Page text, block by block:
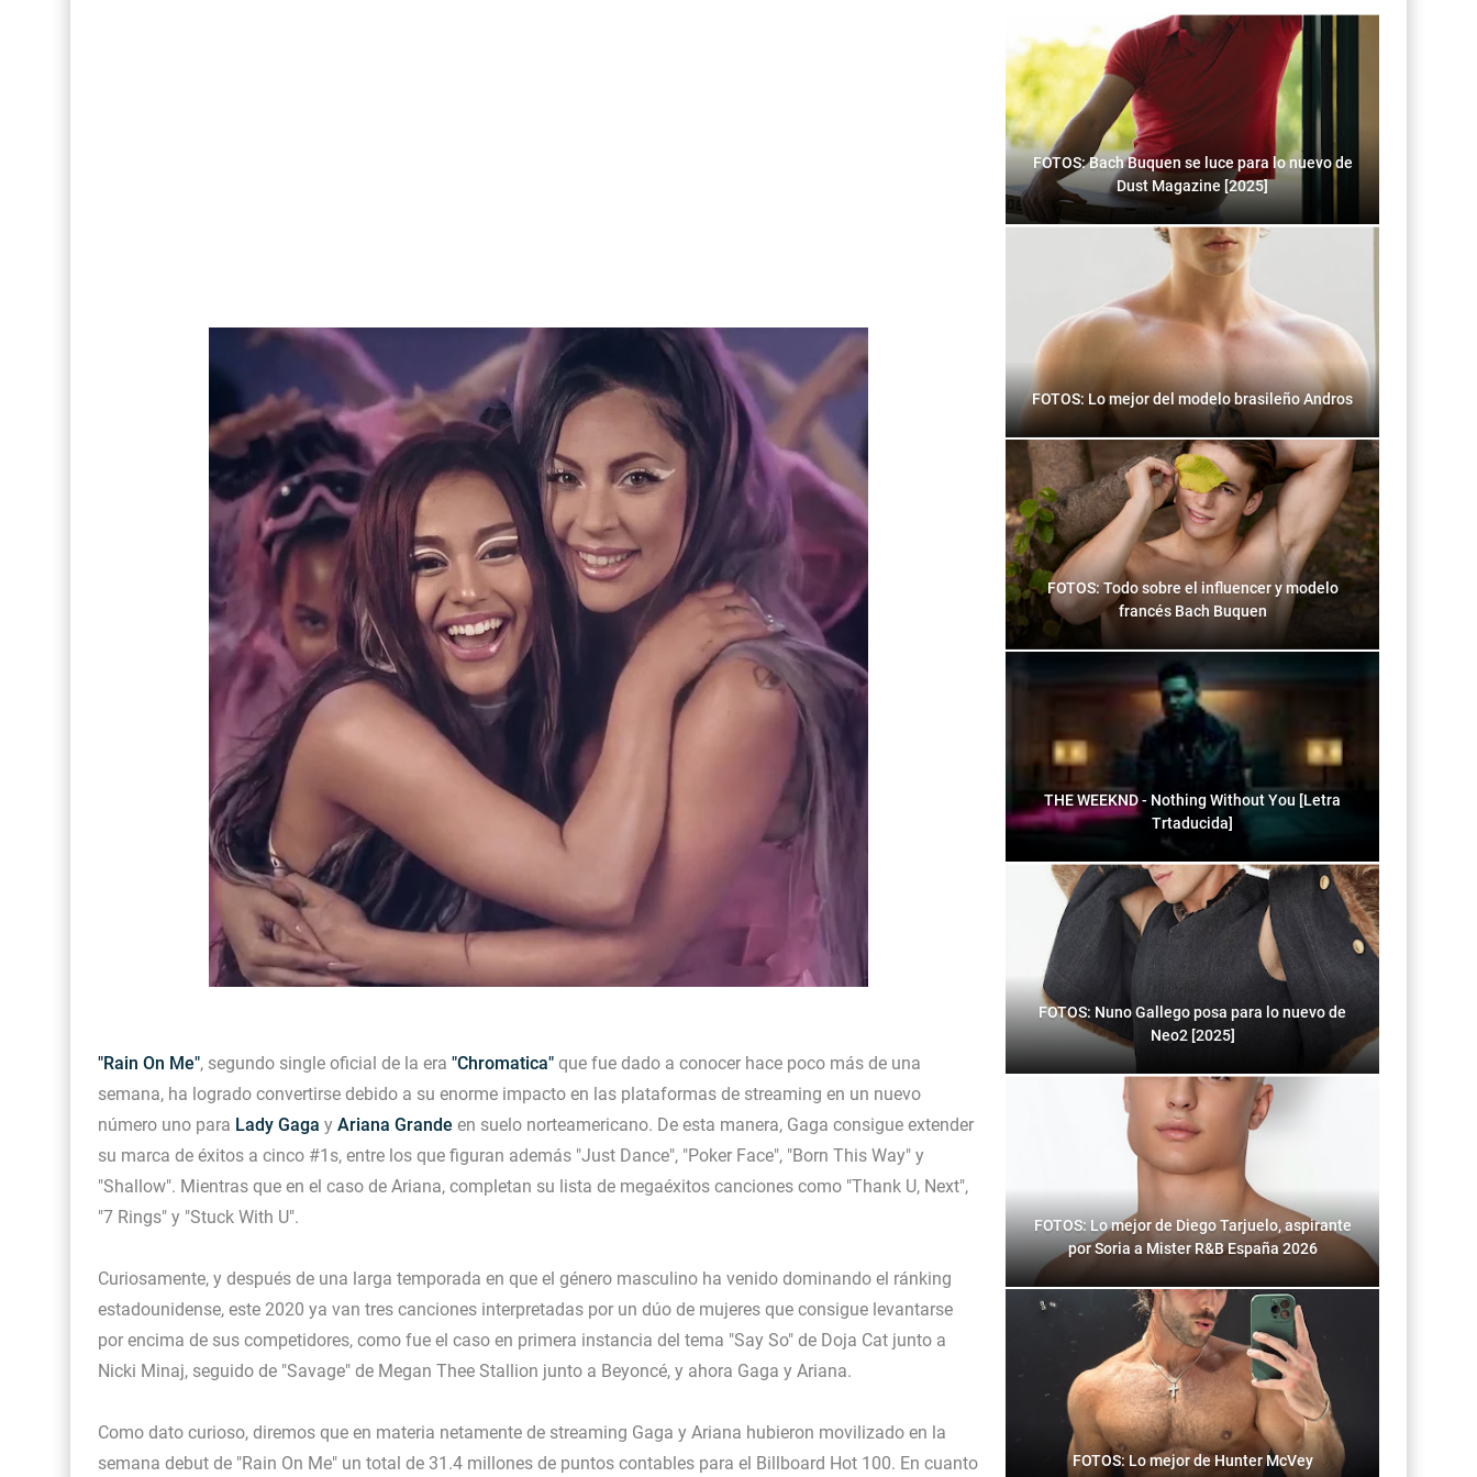
"Rain On Me", segundo single oficial de la era "Chromatica" que fue dado a conocer hace poco más de una
semana, ha logrado convertirse debido a su enorme impacto en las plataformas de streaming en un nuevo
número uno para Lady Gaga y Ariana Grande en suelo norteamericano. De esta manera, Gaga consigue extender
su marca de éxitos a cinco #1s, entre los que figuran además "Just Dance", "Poker Face", "Born This Way" y
"Shallow". Mientras que en el caso de Ariana, completan su lista de megaéxitos canciones como "Thank U, Next",
"7 Rings" y "Stuck With U".
Curiosamente, y después de una larga temporada en que el género masculino ha venido dominando el ránking
estadounidense, este 2020 ya van tres canciones interpretadas por un dúo de mujeres que consigue levantarse
por encima de sus competidores, como fue el caso en primera instancia del tema "Say So" de Doja Cat junto a
Nicki Minaj, seguido de "Savage" de Megan Thee Stallion junto a Beyoncé, y ahora Gaga y Ariana.
Como dato curioso, diremos que en materia netamente de streaming Gaga y Ariana hubieron movilizado en la
semana debut de "Rain On Me" un total de 31.4 millones de puntos contables para el Billboard Hot 100. En cuanto
FOTOS: Bach Buquen se luce para lo nuevo de
Dust Magazine [2025]
FOTOS: Lo mejor del modelo brasileño Andros
FOTOS: Todo sobre el influencer y modelo
francés Bach Buquen
THE WEEKND - Nothing Without You [Letra
Trtaducida]
FOTOS: Nuno Gallego posa para lo nuevo de
Neo2 [2025]
FOTOS: Lo mejor de Diego Tarjuelo, aspirante
por Soria a Mister R&B España 2026
FOTOS: Lo mejor de Hunter McVey